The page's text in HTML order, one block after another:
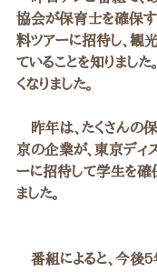
協会が保育士を確保す
料ツアーに招待し、観
ていることを知りました
くなりました。
昨年は、たくさんの
京の企業が、東京ディ
ーに招待して学生を確
ました。
番組によると、今後5